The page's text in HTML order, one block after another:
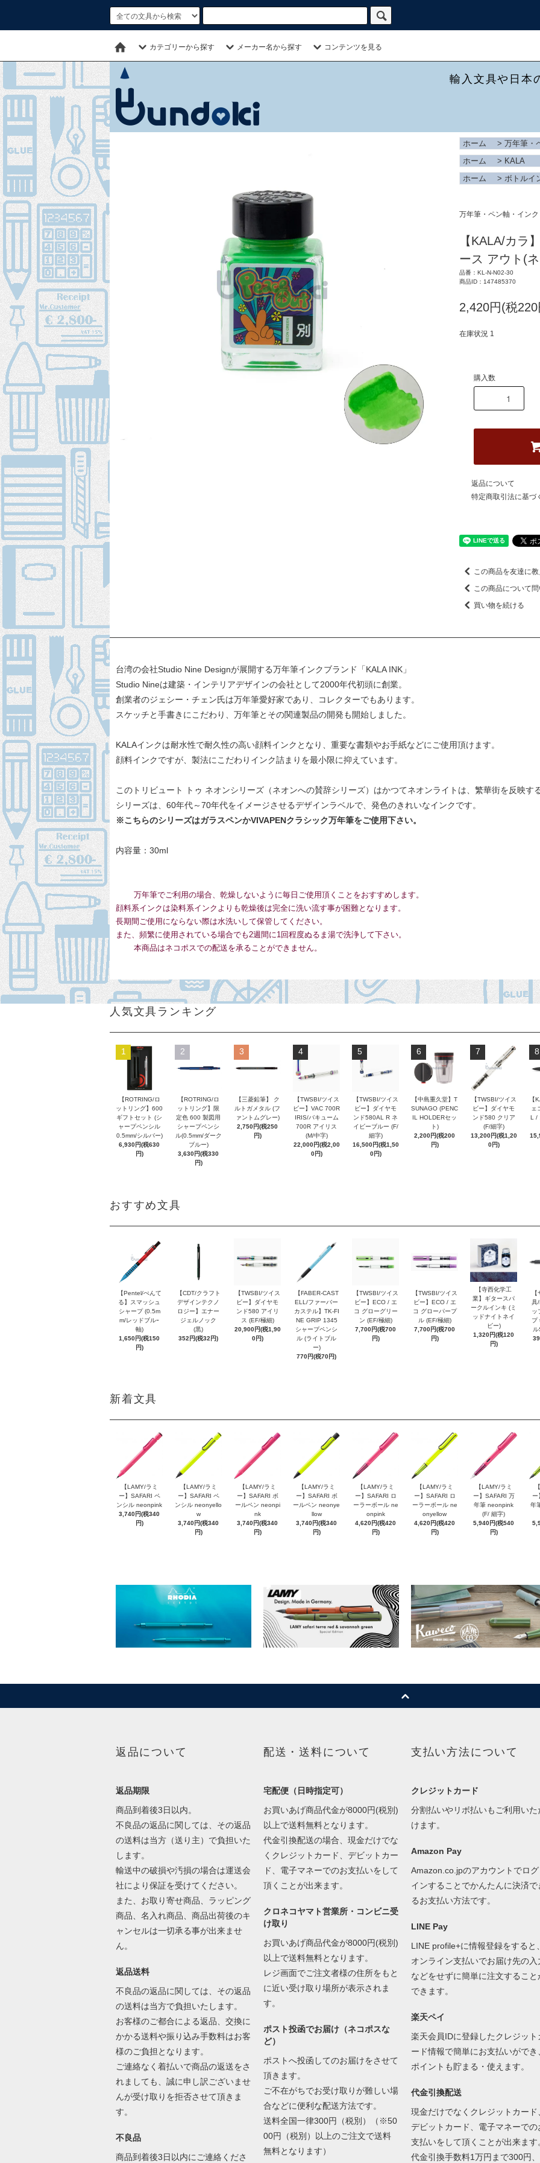
カテゴリーから探す メーカー名から探す コンテンツを見る
輸入文具や日本
ホーム > 万年筆・
ホーム
> KALA
ホーム
> ボトルイ
万年筆・ペン軸・インク
【KALA/カラ
ース アウト(
品番：KL-N-N02-30
商品ID：147485370
2,420円(税
在庫状況 1
購入数
返品について
特定商取引法に基づ
この商品を友達に
この商品について
買い物を続ける
台湾の会社Studio Nine Designが展開する万年筆インクブランド「KALA INK」
Studio Nineは建築・インテリアデザインの会社として2000年代初頭に創業。
創業者のジェシー・チェン氏は万年筆愛好家であり、コレクターでもあります。
スケッチと手書きにこだわり、万年筆とその関連製品の開発も開始しました。
KALAインクは耐水性で耐久性の高い顔料インクとなり、重要な書類やお手紙などにご使用頂けます。
顔料インクですが、製法にこだわりインク詰まりを最小限に抑えています。
このトリビュート トゥ ネオンシリーズ（ネオンへの賛辞シリーズ）はかつてネオンライトは、繁華街を反映す
シリーズは、60年代～70年代をイメージさせるデザインラベルで、発色のきれいなインクです。
※こちらのシリーズはガラスペンかVIVAPENクラシック万年筆をご使用下さい。
内容量：30ml
万年筆でご利用の場合、乾燥しないように毎日ご使用頂くことをおすすめします。
顔料系インクは染料系インクよりも乾燥後は完全に洗い流す事が困難となります。
長期間ご使用にならない際は水洗いして保管してください。
また、頻繁に使用されている場合でも2週間に1回程度ぬるま湯で洗浄して下さい。
本商品はネコポスでの配送を承ることができません。
人気文具ランキング
1
【ROTRING/ロ
ットリング】600
ギフトセット (シ
ャープペンシル
0.5mm/シルバー)
6,930円(税630
円)
2
【ROTRING/ロ
ットリング】限
定色 600 製図用
シャープペンシ
ル(0.5mm/ダーク
ブルー)
3,630円(税330
円)
3
【三菱鉛筆】 ク
ルトガメタル (フ
ァントムグレー)
2,750円(税250
円)
4
【TWSBI/ツイス
ビー】VAC 700R
IRIS/バキューム
700R アイリス
(M/中字)
22,000円(税2,00
0円)
5
【TWSBI/ツイス
ビー】ダイヤモ
ンド580AL R ネ
イビーブルー (F/
細字)
16,500円(税1,50
0円)
6
【中島重久堂】T
SUNAGO (PENC
IL HOLDERセッ
ト)
2,200円(税200
円)
7
【TWSBI/ツイス
ビー】ダイヤモ
ンド580 クリア
(F/細字)
13,200円(税1,20
0円)
8
【
ェ
L /
おすすめ文具
【Pentel/ぺんて
る】スマッシュ
シャープ (0.5m
m/レッドブルｰ
軸)
1,650円(税150
円)
【CDT/クラフト
デザインテクノ
ロジー】エナー
ジェルノック
(黒)
352円(税32円)
【TWSBI/ツイス
ビー】ダイヤモ
ンド580 アイリ
ス (EF/極細)
20,900円(税1,90
0円)
【FABER-CAST
ELL/ファーバー
カステル】TK-FI
NE GRIP 1345
シャープペンシ
ル (ライトブル
ー)
770円(税70円)
【TWSBI/ツイス
ビー】ECO / エ
コ グローグリー
ン (EF/極細)
7,700円(税700
円)
【TWSBI/ツイス
ビー】ECO / エ
コ グローパープ
ル (EF/極細)
7,700円(税700
円)
【寺西化学工
業】ギタースパ
ークルインキ (ミ
ッドナイトネイ
ビー)
1,320円(税120
円)
具
ッ
プ
新着文具
【LAMY/ラミ
ー】SAFARI ペ
ンシル neonpink
3,740円(税340
円)
【LAMY/ラミ
ー】SAFARI ペ
ンシル neonyello
w
3,740円(税340
円)
【LAMY/ラミ
ー】SAFARI ボ
ールペン neonpi
nk
3,740円(税340
円)
【LAMY/ラミ
ー】SAFARI ボ
ールペン neonye
llow
3,740円(税340
円)
【LAMY/ラミ
ー】SAFARI ロ
ーラーボール ne
onpink
4,620円(税420
円)
【LAMY/ラミ
ー】SAFARI ロ
ーラーボール ne
onyellow
4,620円(税420
円)
【LAMY/ラミ
ー】SAFARI 万
年筆 neonpink
(F/ 細字)
5,940円(税540
円)
ー
年
返品について
返品期限
商品到着後3日以内。
不良品の返品に関しては、その返品
の送料は当方（送り主）で負担いた
します。
輸送中の破損や汚損の場合は運送会
社により保証を受けてください。
また、お取り寄せ商品、ラッピング
商品、名入れ商品、商品出荷後のキ
ャンセルは一切承る事が出来ませ
ん。
返品送料
不良品の返品に関しては、その返品
の送料は当方で負担いたします。
お客様のご都合による返品、交換に
かかる送料や振り込み手数料はお客
様のご負担となります。
ご連絡なく着払いで商品の返送をさ
れましても、誠に申し訳ございませ
んが受け取りを拒否させて頂きま
す。
不良品
商品到着後3日以内にご連絡くださ
配送・送料について
宅配便（日時指定可）
お買いあげ商品代金が8000円(税別)
以上で送料無料となります。
代金引換配送の場合、現金だけでな
くクレジットカード、デビットカー
ド、電子マネーでのお支払いをして
頂くことが出来ます。
クロネコヤマト営業所・コンビニ受
け取り
お買いあげ商品代金が8000円(税別)
以上で送料無料となります。
レジ画面でご注文者様の住所をもと
に近い受け取り場所が表示されま
す。
ポスト投函でお届け（ネコポスな
ど）
ポストへ投函してのお届けをさせて
頂きます。
ご不在がちでお受け取りが難しい場
合などに便利な配送方法です。
送料全国一律300円（税別）（※50
00円（税別）以上のご注文で送料
無料となります）
支払い方法について
クレジットカード
分割払いやリボ払いもご利用いた
けます。
Amazon Pay
Amazon.co.jpのアカウントでログ
インすることでかんたんに決済で
るお支払い方法です。
LINE Pay
LINE profile+に情報登録をすると
オンライン支払いでお届け先の入
などをせずに簡単に注文すること
できます。
楽天ペイ
楽天会員IDに登録したクレジット
ード情報で簡単にお支払いができ
ポイントも貯まる・使えます。
代金引換配送
現金だけでなくクレジットカード
デビットカード、電子マネーでの
支払いをして頂くことが出来ます
代金引換手数料1万円まで300円